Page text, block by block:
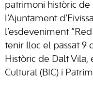
patrimoni històric de
l’Ajuntament
l’esdeveniment
tenir lloc el passat 9
Històric de Dalt Vila,
Cultural (BIC) i